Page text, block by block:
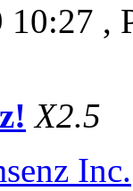
10:27 ,
X2.5
Inc.